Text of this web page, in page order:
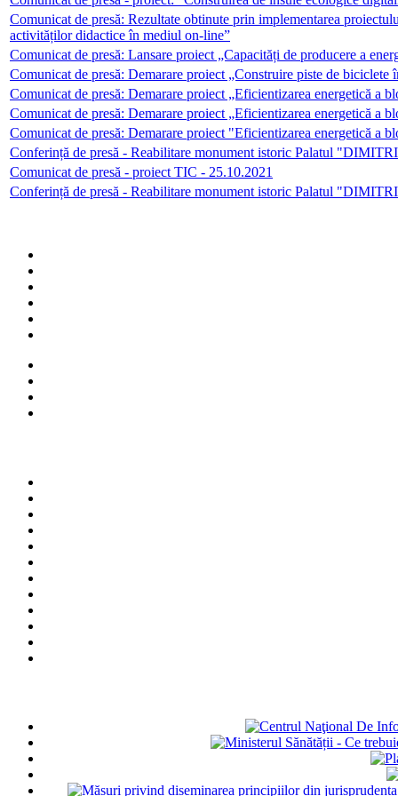
Comunicat de presă: Rezultate obtinute prin implementarea
activităților didactice în mediul on-line”
Comunicat de presă: Lansare proiect „Capacități de producere a
Comunicat de presă: Demarare proiect „Construire piste de biciclete
Comunicat de presă: Demarare proiect „Eficientizarea energetică
Comunicat de presă: Demarare proiect „Eficientizarea energetică
Comunicat de presă: Demarare proiect "Eficientizarea energetică
Conferință de presă - Reabilitare monument istoric Palatul
Comunicat de presă - proiect TIC - 25.10.2021
Conferință de presă - Reabilitare monument istoric Palatul